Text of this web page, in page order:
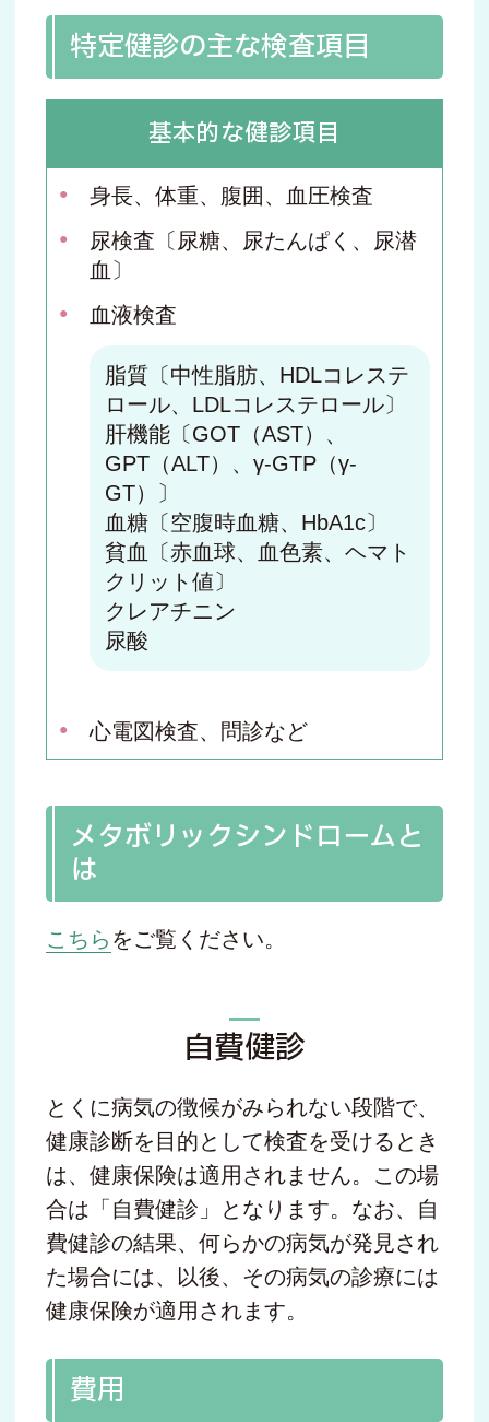
特定健診の主な検査項目
基本的な健診項目
身長、体重、腹囲、血圧検査
尿検査〔尿糖、尿たんぱく、尿潜
血〕
血液検査
脂質〔中性脂肪、HDLコレステ
ロール、LDLコレステロール〕
肝機能〔GOT（AST）、
GPT（ALT）、γ-GTP（γ-
GT）〕
血糖〔空腹時血糖、HbA1c〕
貧血〔赤血球、血色素、ヘマト
クリット値〕
クレアチニン
尿酸
心電図検査、問診など
メタボリックシンドロームと
は
こちら をご覧ください。
自費健診
とくに病気の徴候がみられない段階で、
健康診断を目的として検査を受けるとき
は、健康保険は適用されません。この場
合は「自費健診」となります。なお、自
費健診の結果、何らかの病気が発見され
た場合には、以後、その病気の診療には
健康保険が適用されます。
費用